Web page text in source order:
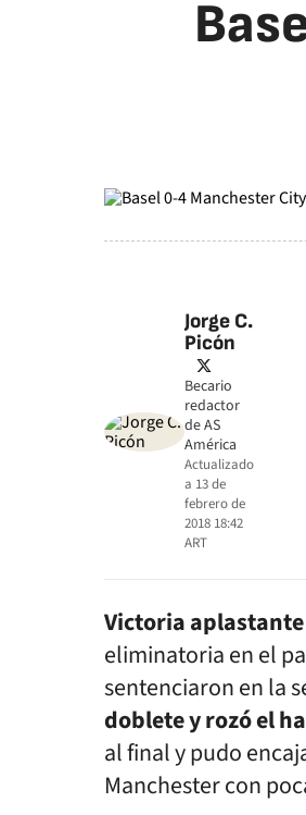
Jorge C.
Picón
twitter
Becario
redactor
de AS
América
Actualizado
a 13 de
febrero de
2018 18:42
ART
Victoria
eliminatoria en el
sentenciaron en la
doblete y rozó el
al final y pudo
Manchester con